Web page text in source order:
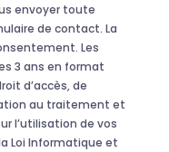
envoyer toute
de contact. La
Les
3 ans en format
d’accès, de
au traitement et
l’utilisation de vos
Loi Informatique et